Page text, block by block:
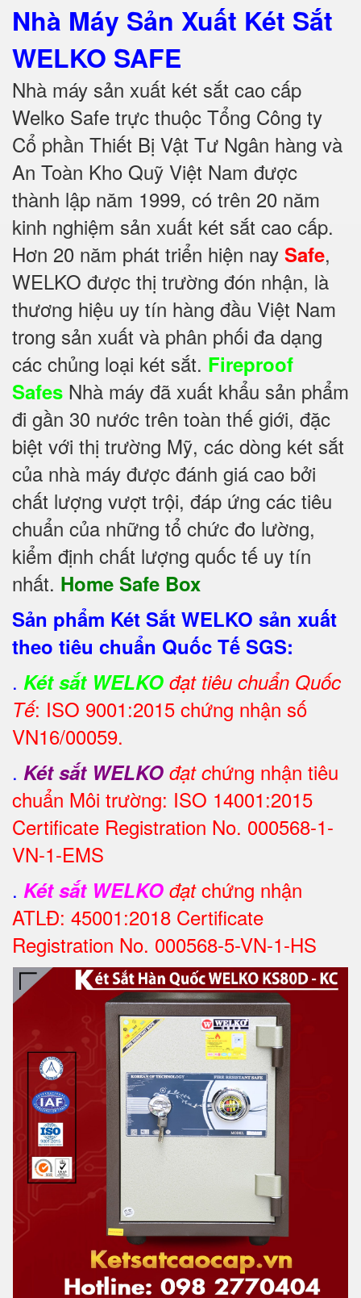
Nhà Máy Sản Xuất Két Sắt
WELKO SAFE
Nhà máy sản xuất két sắt cao cấp
Welko Safe trực thuộc Tổng Công ty
Cổ phần Thiết Bị Vật Tư Ngân hàng và
An Toàn Kho Quỹ Việt Nam được
thành lập năm 1999, có trên 20 năm
kinh nghiệm sản xuất két sắt cao cấp.
Hơn 20 năm phát triển hiện nay Safe,
WELKO được thị trường đón nhận, là
thương hiệu uy tín hàng đầu Việt Nam
trong sản xuất và phân phối đa dạng
các chủng loại két sắt. Fireproof
Safes Nhà máy đã xuất khẩu sản phẩm
đi gần 30 nước trên toàn thế giới, đặc
biệt với thị trường Mỹ, các dòng két sắt
của nhà máy được đánh giá cao bởi
chất lượng vượt trội, đáp ứng các tiêu
chuẩn của những tổ chức đo lường,
kiểm định chất lượng quốc tế uy tín
nhất. Home Safe Box
Sản phẩm Két Sắt WELKO sản xuất
theo tiêu chuẩn Quốc Tế SGS:
. Két sắt WELKO đạt tiêu chuẩn Quốc
Tế: ISO 9001:2015 chứng nhận số
VN16/00059.
. Két sắt WELKO đạt chứng nhận tiêu
chuẩn Môi trường: ISO 14001:2015
Certificate Registration No. 000568-1-
VN-1-EMS
. Két sắt WELKO đạtchứng nhận
ATLĐ: 45001:2018 Certificate
Registration No. 000568-5-VN-1-HS